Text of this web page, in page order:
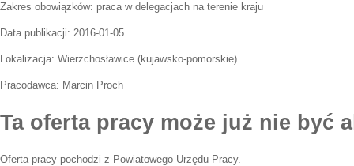
Zakres obowiązków: praca w delegacjach na terenie kraju
Data publikacji: 2016-01-05
Lokalizacja: Wierzchosławice (kujawsko-pomorskie)
Pracodawca: Marcin Proch
Ta oferta pracy może już nie być
Oferta pracy pochodzi z Powiatowego Urzędu Pracy.